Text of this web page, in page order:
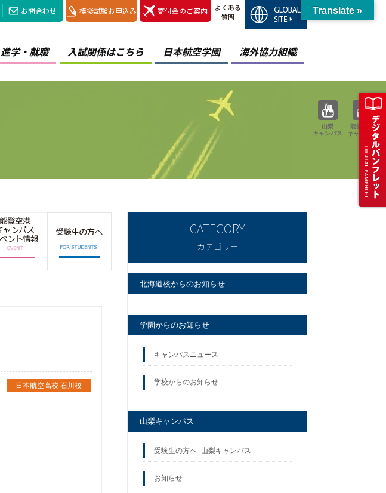
お問合わせ 模擬試験お申込み 寄付金のご案内
よくある
質問
進学・就職 入試関係はこちら 日本航空学園 海外協力組織
山梨
キャンパス
能登空港
キャンパス
日本航空高校 石川校
カテゴリー
北海道校からのお知らせ
学園からのお知らせ
キャンパスニュース
学校からのお知らせ
山梨キャンパス
受験生の方へ–山梨キャンパス
お知らせ
Translate »